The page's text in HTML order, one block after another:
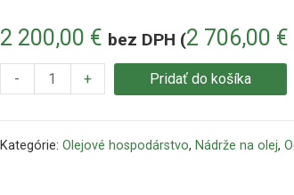
2 200,00 € bez DPH (2 706,00 €
- + Pridať do košíka
Kategórie: Olejové hospodárstvo, Nádrže na olej,